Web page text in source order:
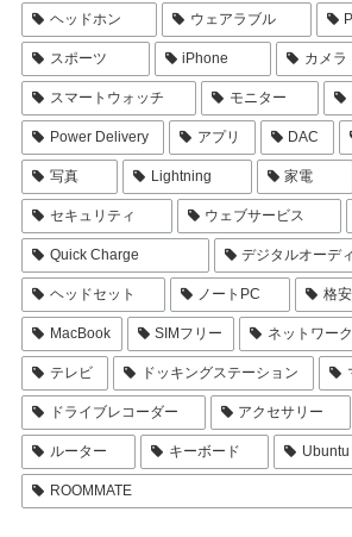
ヘッドホン ウェアラブル
スポーツ iPhone カメラ
スマートウォッチ モニター
Power Delivery アプリ DAC
写真 Lightning 家電
セキュリティ ウェブサービス
Quick Charge デジタルオーデ
ヘッドセット ノートPC 格
MacBook SIMフリー ネットワーク
テレビ ドッキングステーション
ドライブレコーダー アクセサリー
ルーター キーボード Ubuntu
ROOMMATE